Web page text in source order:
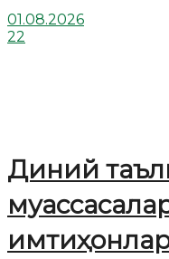
01.08.2026
22
Диний